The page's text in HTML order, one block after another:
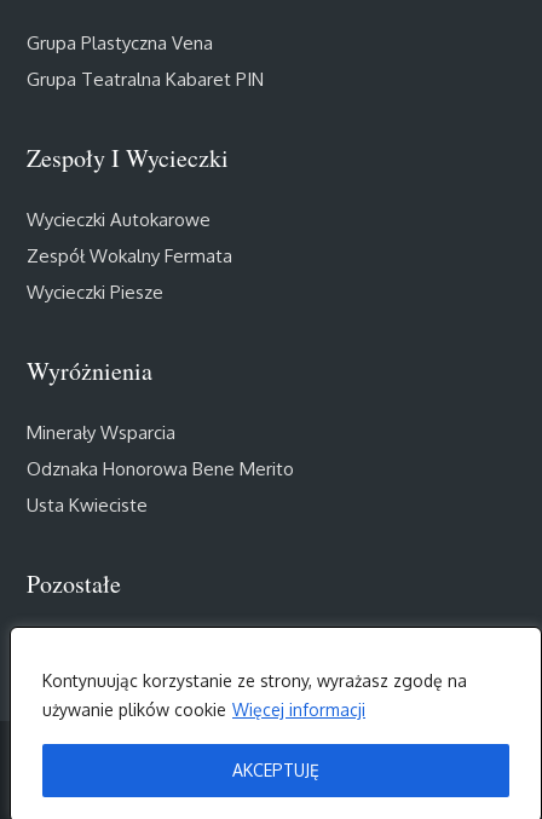
Kontynuując korzystanie ze strony, wyrażasz zgodę na
używanie plików cookie Więcej informacji
AKCEPTUJĘ
Grupa Plastyczna Vena
Grupa Teatralna Kabaret PIN
Zespoły I Wycieczki
Wycieczki Autokarowe
Zespół Wokalny Fermata
Wycieczki Piesze
Wyróżnienia
Minerały Wsparcia
Odznaka Honorowa Bene Merito
Usta Kwieciste
Pozostałe
UNIWERSYTET TRZECIEGO WIEKU